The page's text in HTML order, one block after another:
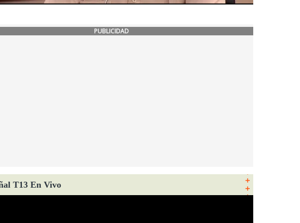
PUBLICIDAD
T13 En Vivo